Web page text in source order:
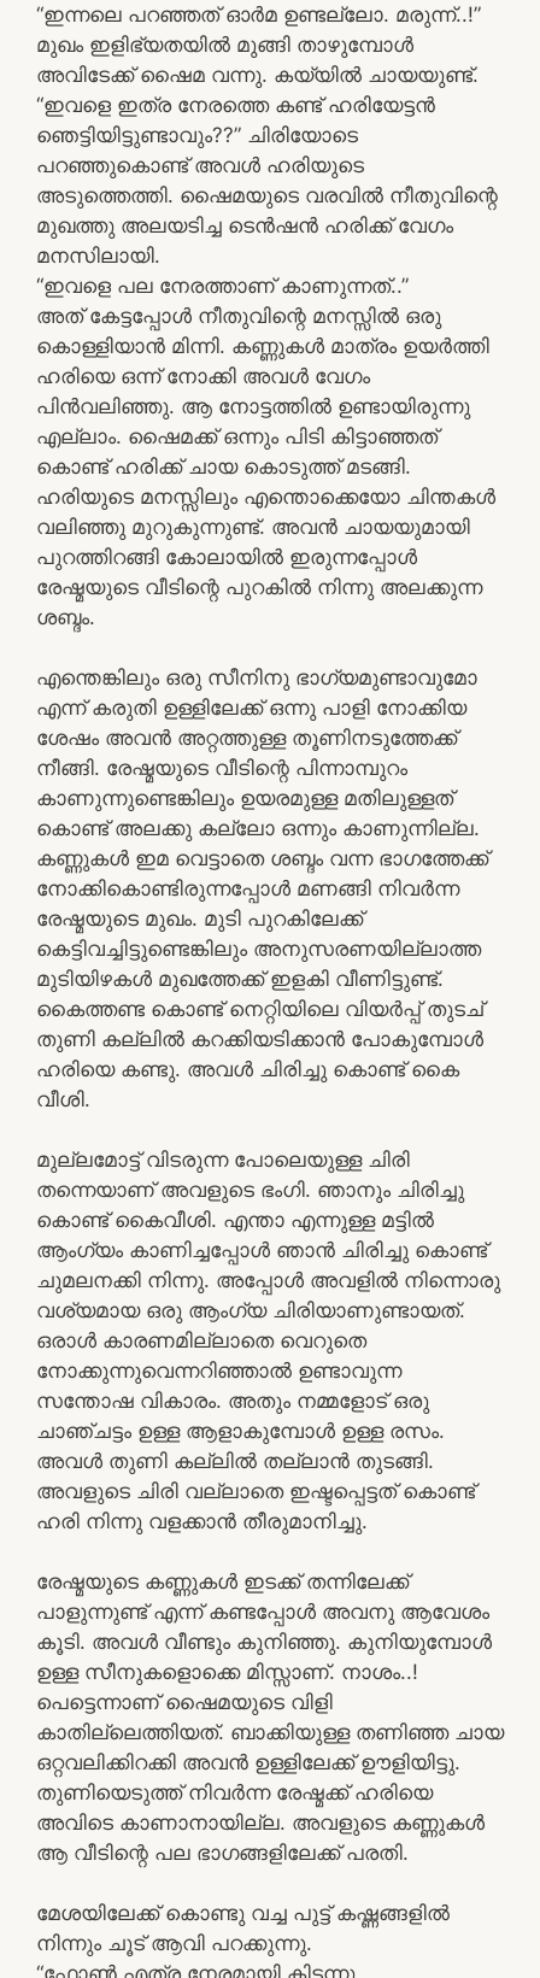
“ഇന്നലെ പറഞ്ഞത് ഓർമ ഉണ്ടല്ലോ. മരുന്ന്..!”
മുഖം ഇളിഭ്യതയിൽ മുങ്ങി താഴുമ്പോൾ
അവിടേക്ക് ഷൈമ വന്നു. കയ്യിൽ ചായയുണ്ട്.
“ഇവളെ ഇത്ര നേരത്തെ കണ്ട് ഹരിയേട്ടൻ
ഞെട്ടിയിട്ടുണ്ടാവും??” ചിരിയോടെ
പറഞ്ഞുകൊണ്ട് അവൾ ഹരിയുടെ
അടുത്തെത്തി. ഷൈമയുടെ വരവിൽ നീതുവിന്റെ
മുഖത്തു അലയടിച്ച ടെൻഷൻ ഹരിക്ക് വേഗം
മനസിലായി.
“ഇവളെ പല നേരത്താണ് കാണുന്നത്..”
അത് കേട്ടപ്പോൾ നീതുവിന്റെ മനസ്സിൽ ഒരു
കൊള്ളിയാൻ മിന്നി. കണ്ണുകൾ മാത്രം ഉയർത്തി
ഹരിയെ ഒന്ന് നോക്കി അവൾ വേഗം
പിൻവലിഞ്ഞു. ആ നോട്ടത്തിൽ ഉണ്ടായിരുന്നു
എല്ലാം. ഷൈമക്ക് ഒന്നും പിടി കിട്ടാഞ്ഞത്
കൊണ്ട് ഹരിക്ക് ചായ കൊടുത്ത് മടങ്ങി.
ഹരിയുടെ മനസ്സിലും എന്തൊക്കെയോ ചിന്തകൾ
വലിഞ്ഞു മുറുകുന്നുണ്ട്. അവൻ ചായയുമായി
പുറത്തിറങ്ങി കോലായിൽ ഇരുന്നപ്പോൾ
രേഷ്മയുടെ വീടിന്റെ പുറകിൽ നിന്നു അലക്കുന്ന
ശബ്ദം.
എന്തെങ്കിലും ഒരു സീനിനു ഭാഗ്യമുണ്ടാവുമോ
എന്ന് കരുതി ഉള്ളിലേക്ക് ഒന്നു പാളി നോക്കിയ
ശേഷം അവൻ അറ്റത്തുള്ള തൂണിനടുത്തേക്ക്
നീങ്ങി. രേഷ്മയുടെ വീടിന്റെ പിന്നാമ്പുറം
കാണുന്നുണ്ടെങ്കിലും ഉയരമുള്ള മതിലുള്ളത്
കൊണ്ട് അലക്കു കല്ലോ ഒന്നും കാണുന്നില്ല.
കണ്ണുകൾ ഇമ വെട്ടാതെ ശബ്ദം വന്ന ഭാഗത്തേക്ക്
നോക്കികൊണ്ടിരുന്നപ്പോൾ മണങ്ങി നിവർന്ന
രേഷ്മയുടെ മുഖം. മുടി പുറകിലേക്ക്
കെട്ടിവച്ചിട്ടുണ്ടെങ്കിലും അനുസരണയില്ലാത്ത
മുടിയിഴകൾ മുഖത്തേക്ക് ഇളകി വീണിട്ടുണ്ട്.
കൈത്തണ്ട കൊണ്ട് നെറ്റിയിലെ വിയർപ്പ് തുടച്
തുണി കല്ലിൽ കറക്കിയടിക്കാൻ പോകുമ്പോൾ
ഹരിയെ കണ്ടു. അവൾ ചിരിച്ചു കൊണ്ട് കൈ
വീശി.
മുല്ലമോട്ട് വിടരുന്ന പോലെയുള്ള ചിരി
തന്നെയാണ് അവളുടെ ഭംഗി. ഞാനും ചിരിച്ചു
കൊണ്ട് കൈവീശി. എന്താ എന്നുള്ള മട്ടിൽ
ആംഗ്യം കാണിച്ചപ്പോൾ ഞാൻ ചിരിച്ചു കൊണ്ട്
ചുമലനക്കി നിന്നു. അപ്പോൾ അവളിൽ നിന്നൊരു
വശ്യമായ ഒരു ആംഗ്യ ചിരിയാണുണ്ടായത്.
ഒരാൾ കാരണമില്ലാതെ വെറുതെ
നോക്കുന്നുവെന്നറിഞ്ഞാൽ ഉണ്ടാവുന്ന
സന്തോഷ വികാരം. അതും നമ്മളോട് ഒരു
ചാഞ്ചട്ടം ഉള്ള ആളാകുമ്പോൾ ഉള്ള രസം.
അവൾ തുണി കല്ലിൽ തല്ലാൻ തുടങ്ങി.
അവളുടെ ചിരി വല്ലാതെ ഇഷ്ടപ്പെട്ടത് കൊണ്ട്
ഹരി നിന്നു വളക്കാൻ തീരുമാനിച്ചു.
രേഷ്മയുടെ കണ്ണുകൾ ഇടക്ക് തന്നിലേക്ക്
പാളുന്നുണ്ട് എന്ന് കണ്ടപ്പോൾ അവനു ആവേശം
കൂടി. അവൾ വീണ്ടും കുനിഞ്ഞു. കുനിയുമ്പോൾ
ഉള്ള സീനുകളൊക്കെ മിസ്സാണ്. നാശം..!
പെട്ടെന്നാണ് ഷൈമയുടെ വിളി
കാതില്ലെത്തിയത്. ബാക്കിയുള്ള തണിഞ്ഞ ചായ
ഒറ്റവലിക്കിറക്കി അവൻ ഉള്ളിലേക്ക് ഊളിയിട്ടു.
തുണിയെടുത്ത് നിവർന്ന രേഷ്മക്ക് ഹരിയെ
അവിടെ കാണാനായില്ല. അവളുടെ കണ്ണുകൾ
ആ വീടിന്റെ പല ഭാഗങ്ങളിലേക്ക് പരതി.
മേശയിലേക്ക് കൊണ്ടു വച്ച പുട്ട് കഷ്ണങ്ങളിൽ
നിന്നും ചൂട് ആവി പറക്കുന്നു.
“ഫോൺ എത്ര നേരമായി കിടന്നു